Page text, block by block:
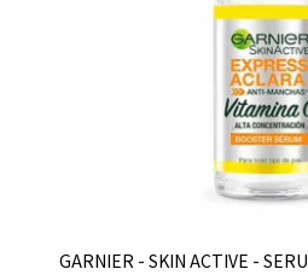
GARNIER - SKIN ACTIVE -